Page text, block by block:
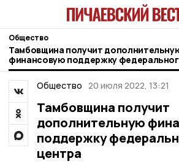
Общество
Тамбовщина получит
финансовую поддержку
центра
Общество 20 июля 2022, 13:21
Тамбовщина получит
дополнительную
поддержку
центра